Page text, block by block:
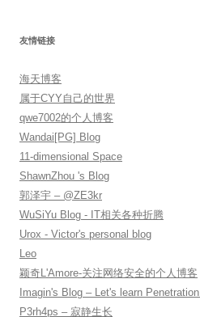
友情链接
海天博客
属于CYY自己的世界
qwe7002的个人博客
Wandai[PG] Blog
11-dimensional Space
ShawnZhou 's Blog
郭泽宇 – @ZE3kr
WuSiYu Blog - IT相关各种折腾
Urox - Victor's personal blog
Leo
颖奇L'Amore-关注网络安全的个人博客
Imagin's Blog – Let's learn Penetration.
P3rh4ps – 寂静生长